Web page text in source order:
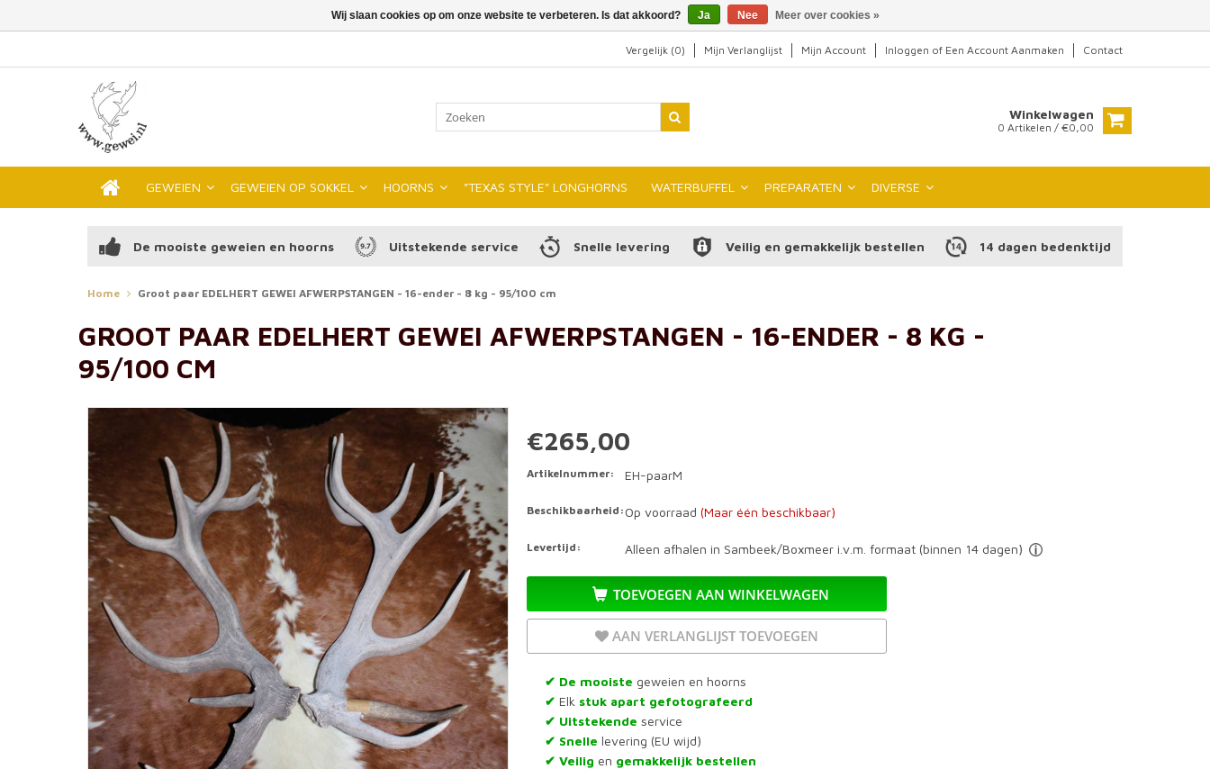
Vergelijk (0) Mijn Verlanglijst Mijn Account Inloggen of Een Account Aanmaken Contact
Winkelwagen
0 Artikelen / €0,00
GEWEIEN GEWEIEN OP SOKKEL HOORNS "TEXAS STYLE" LONGHORNS WATERBUFFEL PREPARATEN DIVERSE
De mooiste geweien en hoorns Uitstekende service Snelle levering Veilig en gemakkelijk bestellen 14 dagen bedenktijd
Home Groot paar EDELHERT GEWEI AFWERPSTANGEN - 16-ender - 8 kg - 95/100 cm
GROOT PAAR EDELHERT GEWEI AFWERPSTANGEN - 16-ENDER - 8 KG -
95/100 CM
€265,00
Artikelnummer: EH-paarM
Beschikbaarheid: Op voorraad (Maar één beschikbaar)
Levertijd: Alleen afhalen in Sambeek/Boxmeer i.v.m. formaat (binnen 14 dagen)
TOEVOEGEN AAN WINKELWAGEN
AAN VERLANGLIJST TOEVOEGEN
✔ De mooiste geweien en hoorns
✔ Elk stuk apart gefotografeerd
✔ Uitstekende service
✔ Snelle levering (EU wijd)
✔ Veilig en gemakkelijk bestellen
Wij slaan cookies op om onze website te verbeteren. Is dat akkoord? Ja Nee Meer over cookies »